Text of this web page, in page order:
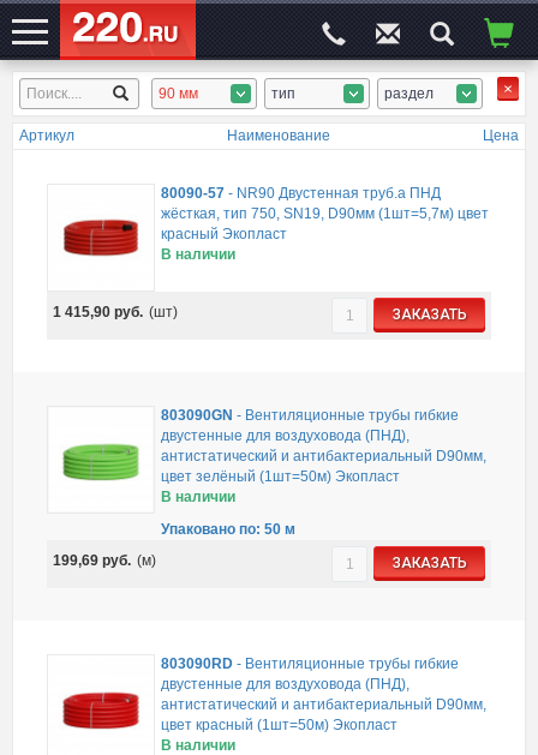
ЭЛЕКТРОСАЙТ№1 90 мм тип раздел
Артикул Наименование Цена
80090-57- NR90 Двустенная труб.а ПНД
жёсткая, тип 750, SN19, D90мм (1шт=5,7м) цвет
красный Экопласт
В наличии
1 415,90 руб. (шт) ЗАКАЗАТЬ
803090GN - Вентиляционные трубы гибкие
двустенные для воздуховода (ПНД),
антистатический и антибактериальный D90мм,
цвет зелёный (1шт=50м) Экопласт
В наличии
Упаковано по: 50 м
199,69 руб. (м) ЗАКАЗАТЬ
803090RD- Вентиляционные трубы гибкие
двустенные для воздуховода (ПНД),
антистатический и антибактериальный D90мм,
цвет красный (1шт=50м) Экопласт
В наличии